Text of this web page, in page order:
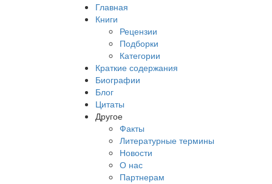
Главная
Книги
Рецензии
Подборки
Категории
Краткие содержания
Биографии
Блог
Цитаты
Другое
Факты
Литературные термины
Новости
О нас
Партнерам